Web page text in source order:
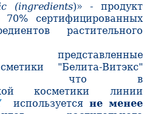
(ingredients)» - продукт
сертифицированных
растительного
"Белита-Витэкс"
что в
косметики линии
используется не менее